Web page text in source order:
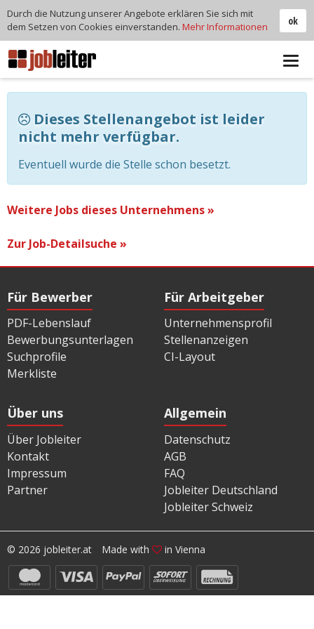
Dieses Stellenangebot ist leider
nicht mehr verfügbar.
Eventuell wurde die Stelle schon besetzt.
Weitere Jobs dieses Unternehmens »
Zur Job-Detailsuche »
Für Bewerber
PDF-Lebenslauf
Bewerbungsunterlagen
Suchprofile
Merkliste
Für Arbeitgeber
Unternehmensprofil
Stellenanzeigen
CI-Layout
Über uns
Über Jobleiter
Kontakt
Impressum
Partner
Allgemein
Datenschutz
AGB
FAQ
Jobleiter Deutschland
Jobleiter Schweiz
© 2026 jobleiter.at Made with in Vienna
ok
Durch die Nutzung unserer Angebote erklären Sie sich mit
dem Setzen von Cookies einverstanden. Mehr Informationen